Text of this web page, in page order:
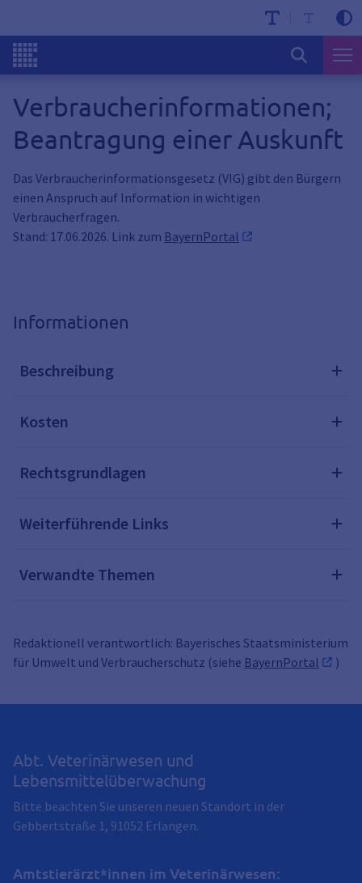
Verbraucherinformationen;
Beantragung einer Auskunft
Das Verbraucherinformationsgesetz (VIG) gibt den Bürgern
einen Anspruch auf Information in wichtigen
Verbraucherfragen.
Stand: 17.06.2026. Link zum BayernPortal
Informationen
Beschreibung
Kosten
Rechtsgrundlagen
Weiterführende Links
Verwandte Themen
Redaktionell verantwortlich: Bayerisches Staatsministerium
für Umwelt und Verbraucherschutz (siehe BayernPortal )
Abt. Veterinärwesen und
Lebensmittelüberwachung
Bitte beachten Sie unseren neuen Standort in der
Gebbertstraße 1, 91052 Erlangen.
Amtstierärzt*innen im Veterinärwesen: